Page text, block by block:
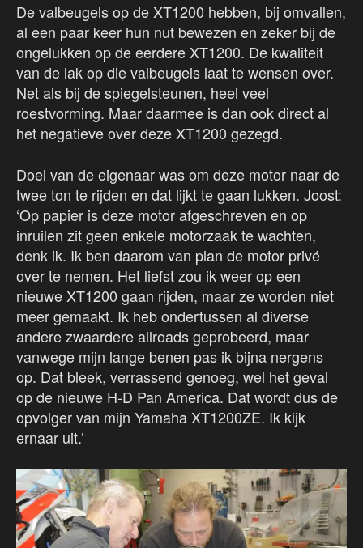
De valbeugels op de XT1200 hebben, bij omvallen,
al een paar keer hun nut bewezen en zeker bij de
ongelukken op de eerdere XT1200. De kwaliteit
van de lak op die valbeugels laat te wensen over.
Net als bij de spiegelsteunen, heel veel
roestvorming. Maar daarmee is dan ook direct al
het negatieve over deze XT1200 gezegd.
Doel van de eigenaar was om deze motor naar de
twee ton te rijden en dat lijkt te gaan lukken. Joost:
‘Op papier is deze motor afgeschreven en op
inruilen zit geen enkele motorzaak te wachten,
denk ik. Ik ben daarom van plan de motor privé
over te nemen. Het liefst zou ik weer op een
nieuwe XT1200 gaan rijden, maar ze worden niet
meer gemaakt. Ik heb ondertussen al diverse
andere zwaardere allroads geprobeerd, maar
vanwege mijn lange benen pas ik bijna nergens
op. Dat bleek, verrassend genoeg, wel het geval
op de nieuwe H-D Pan America. Dat wordt dus de
opvolger van mijn Yamaha XT1200ZE. Ik kijk
ernaar uit.’